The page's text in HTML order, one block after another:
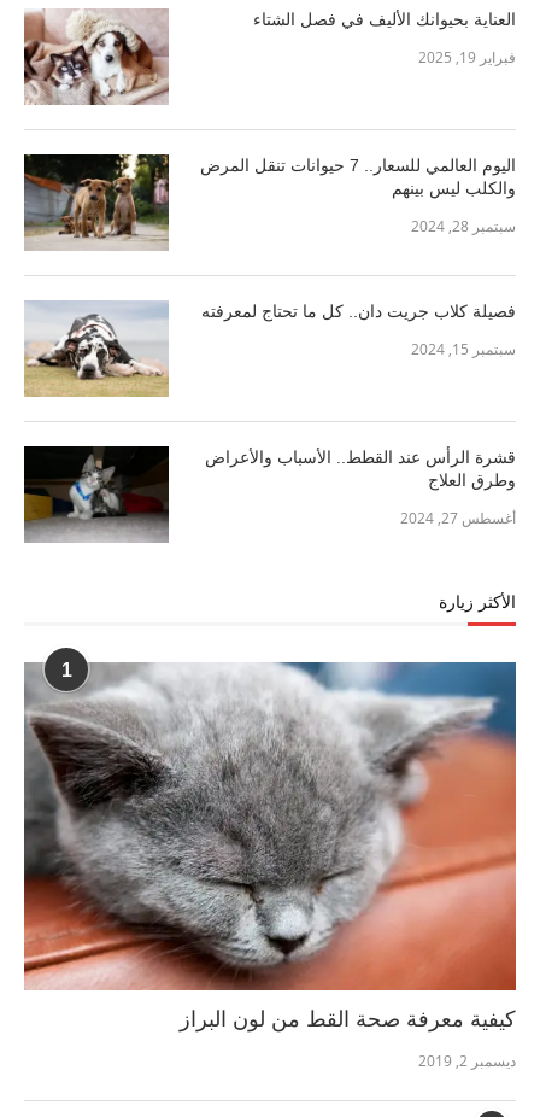
العناية بحيوانك الأليف في فصل الشتاء
فبراير 19, 2025
اليوم العالمي للسعار.. 7 حيوانات تنقل المرض
والكلب ليس بينهم
سبتمبر 28, 2024
فصيلة كلاب جريت دان.. كل ما تحتاج لمعرفته
سبتمبر 15, 2024
قشرة الرأس عند القطط.. الأسباب والأعراض
وطرق العلاج
أغسطس 27, 2024
الأكثر زيارة
1
كيفية معرفة صحة القط من لون البراز
ديسمبر 2, 2019